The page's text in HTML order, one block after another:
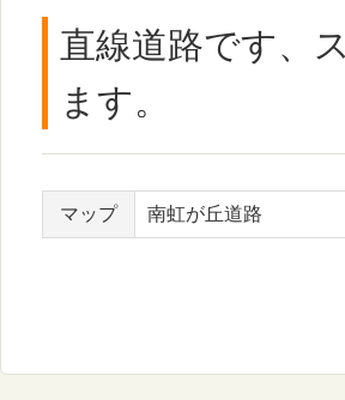
直線道路です、
ます。
マップ 南虹が丘道路